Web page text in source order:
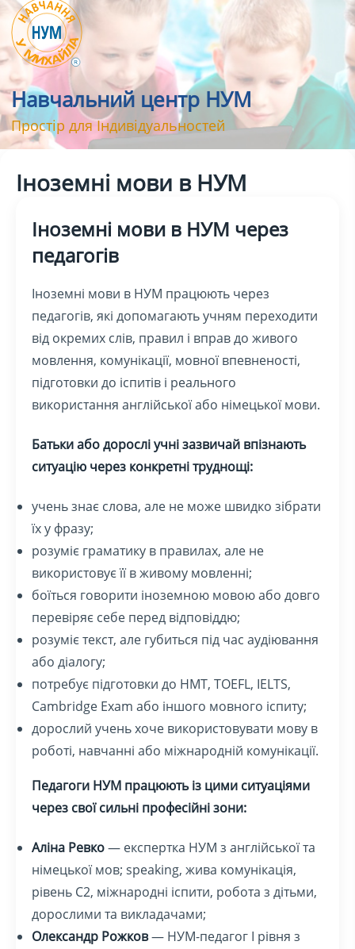
Навчальний центр НУМ
Простір для Індивідуальностей
Іноземні мови в НУМ
Іноземні мови в НУМ через
педагогів
Іноземні мови в НУМ працюють через
педагогів, які допомагають учням переходити
від окремих слів, правил і вправ до живого
мовлення, комунікації, мовної впевненості,
підготовки до іспитів і реального
використання англійської або німецької мови.
Батьки або дорослі учні зазвичай впізнають
ситуацію через конкретні труднощі:
учень знає слова, але не може швидко зібрати
їх у фразу;
розуміє граматику в правилах, але не
використовує її в живому мовленні;
боїться говорити іноземною мовою або довго
перевіряє себе перед відповіддю;
розуміє текст, але губиться під час аудіювання
або діалогу;
потребує підготовки до НМТ, TOEFL, IELTS,
Cambridge Exam або іншого мовного іспиту;
дорослий учень хоче використовувати мову в
роботі, навчанні або міжнародній комунікації.
Педагоги НУМ працюють із цими ситуаціями
через свої сильні професійні зони:
Аліна Ревко— експертка НУМ з англійської та
німецької мов; speaking, жива комунікація,
рівень C2, міжнародні іспити, робота з дітьми,
дорослими та викладачами;
Олександр Рожков— НУМ-педагог І рівня з